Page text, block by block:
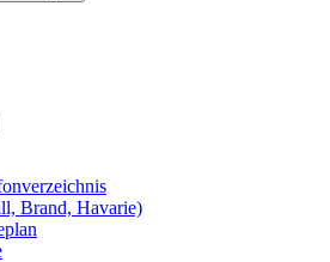
Brand, Havarie)